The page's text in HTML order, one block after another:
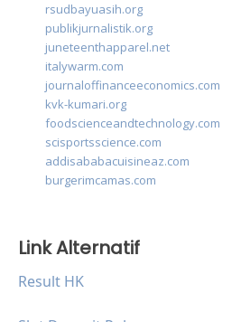
rsudbayuasih.org
publikjurnalistik.org
juneteenthapparel.net
italywarm.com
journaloffinanceeconomics.com
kvk-kumari.org
foodscienceandtechnology.com
scisportsscience.com
addisababacuisineaz.com
burgerimcamas.com
Link Alternatif
Result HK